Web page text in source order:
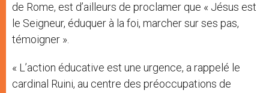
de Rome, est d’ailleurs de proclamer que « Jésus est
le Seigneur, éduquer à la foi, marcher sur ses pas,
témoigner ».
« L’action éducative est une urgence, a rappelé le
cardinal Ruini, au centre des préoccupations de